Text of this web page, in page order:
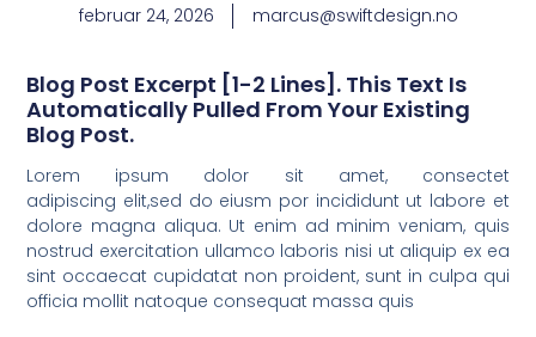
februar 24, 2026 marcus@swiftdesign.no
Blog Post Excerpt [1-2 Lines]. This Text Is
Automatically Pulled From Your Existing
Blog Post.
Lorem ipsum dolor sit amet, consectet
adipiscing elit,sed do eiusm por incididunt ut labore et
dolore magna aliqua. Ut enim ad minim veniam, quis
nostrud exercitation ullamco laboris nisi ut aliquip ex ea
sint occaecat cupidatat non proident, sunt in culpa qui
officia mollit natoque consequat massa quis